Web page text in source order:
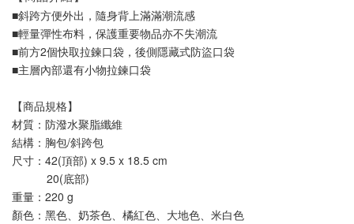
■斜跨方便外出，隨身背上滿滿潮流感
■輕量彈性布料，保護重要物品亦不失潮流
■前方2個快取拉鍊口袋，後側隱藏式防盜口袋
■主層內部還有小物拉鍊口袋
【商品規格】
材質：防潑水聚脂纖維
結構：胸包/斜跨包
尺寸：42(頂部) x 9.5 x 18.5 cm
20(底部)
重量：220 g
顏色：黑色、奶茶色、橘紅色、大地色、米白色